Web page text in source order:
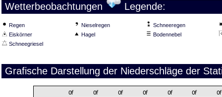
Wetterbeobachtungen Legende:
Regen Nieselregen
Schneeregen
Eiskörner
Hagel
Bodennebel
Schneegriesel
Grafische Darstellung der Niederschläge der